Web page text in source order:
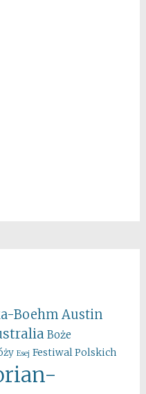
Boehm Austin
Boże
Esej Festiwal Polskich